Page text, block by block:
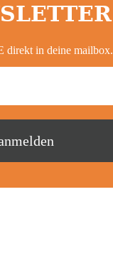
in deine mailbox.